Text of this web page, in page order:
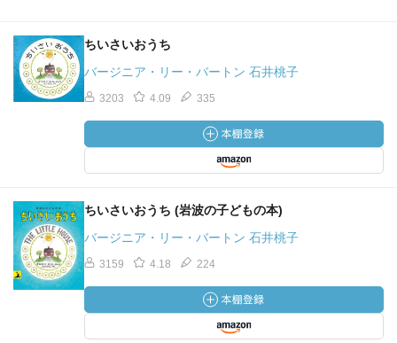
ちいさいおうち
バージニア・リー・バートン 石井桃子
3203 4.09 335
ちいさいおうち (岩波の子どもの本)
バージニア・リー・バートン 石井桃子
3159 4.18 224